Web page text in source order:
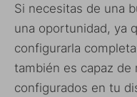
Si necesitas de una
una oportunidad, ya
configurarla
también es capaz de
configurados en tu